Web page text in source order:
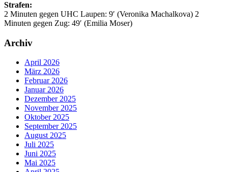
Strafen:
2 Minuten gegen UHC Laupen: 9′ (Veronika Machalkova) 2
Minuten gegen Zug: 49′ (Emilia Moser)
Archiv
April 2026
März 2026
Februar 2026
Januar 2026
Dezember 2025
November 2025
Oktober 2025
September 2025
August 2025
Juli 2025
Juni 2025
Mai 2025